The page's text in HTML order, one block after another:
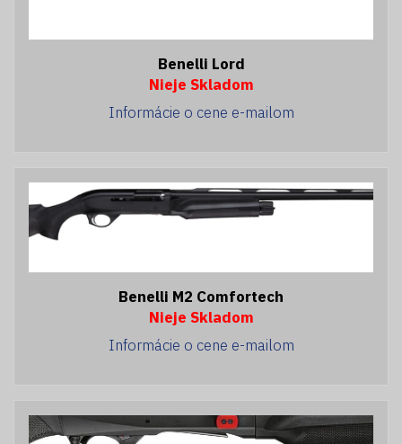
Benelli Lord
Nieje Skladom
Informácie o cene e-mailom
Benelli M2 Comfortech
Nieje Skladom
Informácie o cene e-mailom